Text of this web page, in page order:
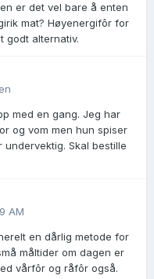
er det vel bare å enten
mat? Høyenergifôr for
godt alternativ.
med en gang. Jeg har
og vom men hun spiser
Skal bestille
AM
en dårlig metode for
måltider om dagen er
vårfôr og råfôr også.